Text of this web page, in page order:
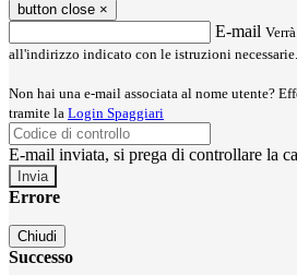
button close ×
E-mail
all'indirizzo indicato con le istruzioni necessarie.
Non hai una e-mail associata al nome utente?
tramite la Login Spaggiari
E-mail inviata, si prega di controllare la
Errore
Chiudi
Successo